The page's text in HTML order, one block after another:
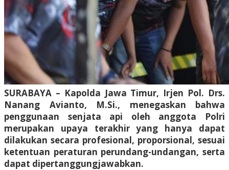
SURABAYA – Kapolda Jawa Timur, Irjen Pol. Drs.
Nanang Avianto, M.Si., menegaskan bahwa
penggunaan senjata api oleh anggota Polri
merupakan upaya terakhir yang hanya dapat
dilakukan secara profesional, proporsional, sesuai
ketentuan peraturan perundang-undangan, serta
dapat dipertanggungjawabkan.